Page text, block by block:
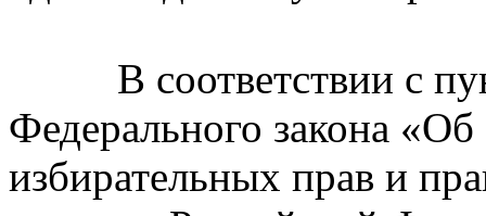
В соответствии с
Федерального закона
избирательных прав и